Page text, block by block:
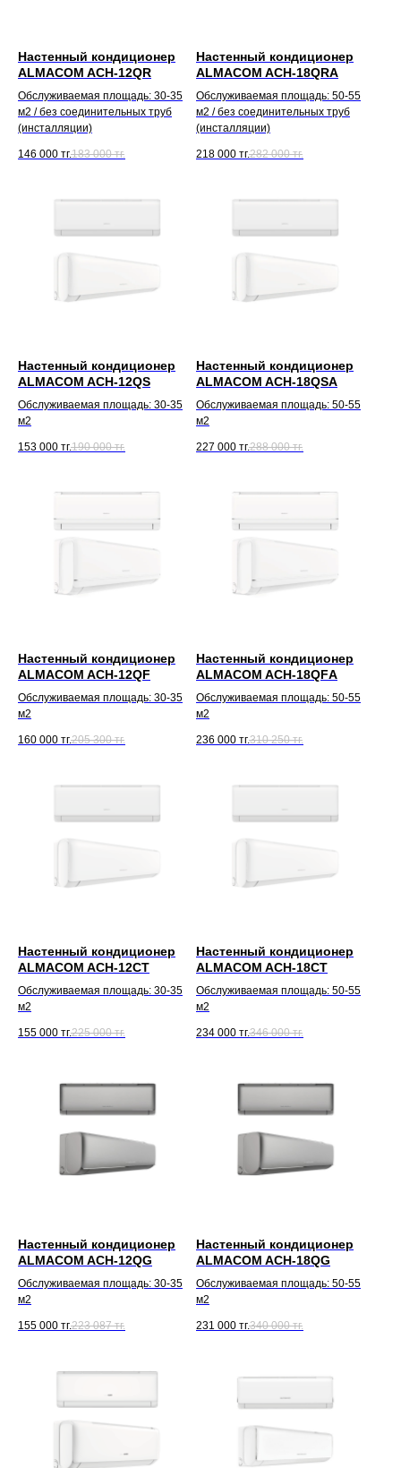
Настенный кондиционер
ALMACOM ACH-12QR
Обслуживаемая площадь: 30-35
м2 / без соединительных труб
(инсталляции)
146 000 тг.183 000 тг.
Настенный кондиционер
ALMACOM ACH-18QRA
Обслуживаемая площадь: 50-55
м2 / без соединительных труб
(инсталляции)
218 000 тг.282 000 тг.
Настенный кондиционер
ALMACOM ACH-12QS
Обслуживаемая площадь: 30-35
м2
153 000 тг.190 000 тг.
Настенный кондиционер
ALMACOM ACH-18QSA
Обслуживаемая площадь: 50-55
м2
227 000 тг.288 000 тг.
Настенный кондиционер
ALMACOM ACH-12QF
Обслуживаемая площадь: 30-35
м2
160 000 тг.205 300 тг.
Настенный кондиционер
ALMACOM ACH-18QFА
Обслуживаемая площадь: 50-55
м2
236 000 тг.310 250 тг.
Настенный кондиционер
ALMACOM ACH-12CT
Обслуживаемая площадь: 30-35
м2
155 000 тг.225 000 тг.
Настенный кондиционер
ALMACOM ACH-18CT
Обслуживаемая площадь: 50-55
м2
234 000 тг.346 000 тг.
Настенный кондиционер
ALMACOM ACH-12QG
Обслуживаемая площадь: 30-35
м2
155 000 тг.223 087 тг.
Настенный кондиционер
ALMACOM ACH-18QG
Обслуживаемая площадь: 50-55
м2
231 000 тг.340 000 тг.